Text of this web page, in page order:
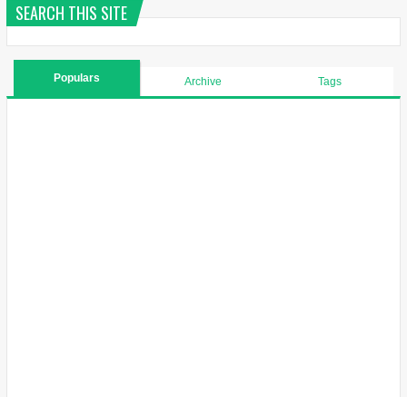
SEARCH THIS SITE
Populars Archive Tags